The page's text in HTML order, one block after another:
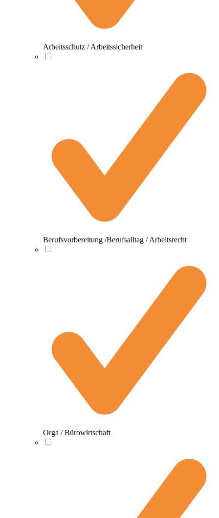
Arbeitsschutz / Arbeitssicherheit
Berufsvorbereitung /Berufsalltag / Arbeitsrecht
Orga / Bürowirtschaft